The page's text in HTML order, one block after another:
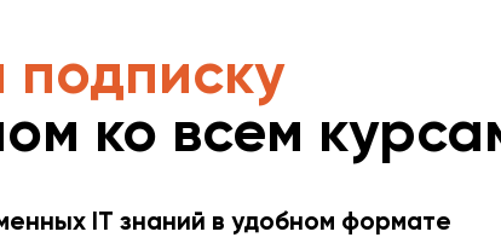
подписку
ко всем
IT знаний в удобном формате